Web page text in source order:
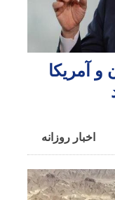
و آمریکا
اخبار روزانه